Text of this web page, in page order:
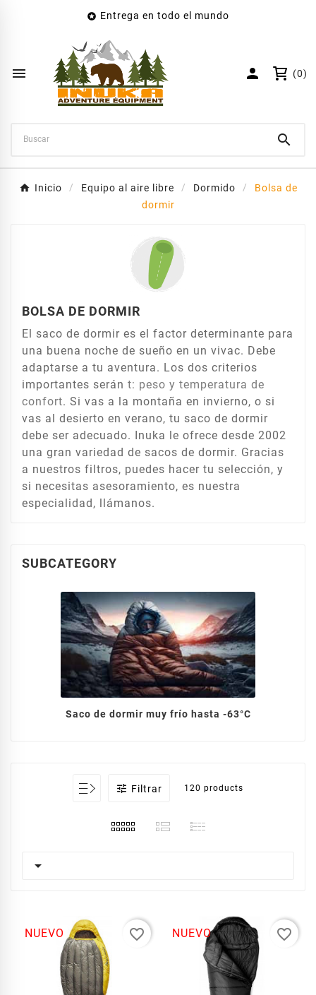
 Entrega en todo el mundo
  (0)

Inicio Equipo al aire libre Dormido
Bolsa de
dormir
BOLSA DE DORMIR
El saco de dormir es el factor determinante para
una buena noche de sueño en un vivac. Debe
adaptarse a tu aventura. Los dos criterios
importantes serán t: peso y temperatura de
confort. Si vas a la montaña en invierno, o si
vas al desierto en verano, tu saco de dormir
debe ser adecuado. Inuka le ofrece desde 2002
una gran variedad de sacos de dormir. Gracias
a nuestros filtros, puedes hacer tu selección, y
si necesitas asesoramiento, es nuestra
especialidad, llámanos.
SUBCATEGORY
Saco de dormir muy frío hasta -63°C
 Filtrar 120 products

NUEVO favorite_border NUEVO favorite_border
Nombre de la lista de deseos